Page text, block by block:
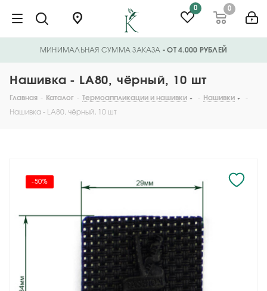
0 0
МИНИМАЛЬНАЯ СУММА ЗАКАЗА - ОТ 4.000 РУБЛЕЙ
Нашивка - LA80, чёрный, 10 шт
Главная - Каталог - Термоаппликации и нашивки - Нашивки
-
Нашивка - LA80, чёрный, 10 шт
-50%